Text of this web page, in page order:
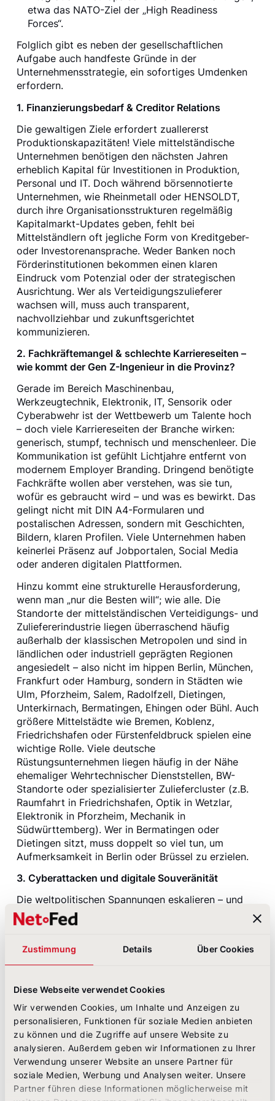
Zustimmung Details Über Cookies
Diese Webseite verwendet Cookies
Wir verwenden Cookies, um Inhalte und Anzeigen zu
personalisieren, Funktionen für soziale Medien anbieten
zu können und die Zugriffe auf unsere Website zu
analysieren. Außerdem geben wir Informationen zu Ihrer
Verwendung unserer Website an unsere Partner für
soziale Medien, Werbung und Analysen weiter. Unsere
Partner führen diese Informationen möglicherweise mit
etwa das NATO-Ziel der „High Readiness
Forces“.
Folglich gibt es neben der gesellschaftlichen
Aufgabe auch handfeste Gründe in der
Unternehmensstrategie, ein sofortiges Umdenken
erfordern.
1. Finanzierungsbedarf & Creditor Relations
Die gewaltigen Ziele erfordert zuallererst
Produktionskapazitäten! Viele mittelständische
Unternehmen benötigen den nächsten Jahren
erheblich Kapital für Investitionen in Produktion,
Personal und IT. Doch während börsennotierte
Unternehmen, wie Rheinmetall oder HENSOLDT,
durch ihre Organisationsstrukturen regelmäßig
Kapitalmarkt-Updates geben, fehlt bei
Mittelständlern oft jegliche Form von Kreditgeber-
oder Investorenansprache. Weder Banken noch
Förderinstitutionen bekommen einen klaren
Eindruck vom Potenzial oder der strategischen
Ausrichtung. Wer als Verteidigungszulieferer
wachsen will, muss auch transparent,
nachvollziehbar und zukunftsgerichtet
kommunizieren.
2. Fachkräftemangel & schlechte Karriereseiten –
wie kommt der Gen Z-Ingenieur in die Provinz?
Gerade im Bereich Maschinenbau,
Werkzeugtechnik, Elektronik, IT, Sensorik oder
Cyberabwehr ist der Wettbewerb um Talente hoch
– doch viele Karriereseiten der Branche wirken:
generisch, stumpf, technisch und menschenleer. Die
Kommunikation ist gefühlt Lichtjahre entfernt von
modernem Employer Branding. Dringend benötigte
Fachkräfte wollen aber verstehen, was sie tun,
wofür es gebraucht wird – und was es bewirkt. Das
gelingt nicht mit DIN A4-Formularen und
postalischen Adressen, sondern mit Geschichten,
Bildern, klaren Profilen. Viele Unternehmen haben
keinerlei Präsenz auf Jobportalen, Social Media
oder anderen digitalen Plattformen.
Hinzu kommt eine strukturelle Herausforderung,
wenn man „nur die Besten will“; wie alle. Die
Standorte der mittelständischen Verteidigungs- und
Zuliefererindustrie liegen überraschend häufig
außerhalb der klassischen Metropolen und sind in
ländlichen oder industriell geprägten Regionen
angesiedelt – also nicht im hippen Berlin, München,
Frankfurt oder Hamburg, sondern in Städten wie
Ulm, Pforzheim, Salem, Radolfzell, Dietingen,
Unterkirnach, Bermatingen, Ehingen oder Bühl. Auch
größere Mittelstädte wie Bremen, Koblenz,
Friedrichshafen oder Fürstenfeldbruck spielen eine
wichtige Rolle. Viele deutsche
Rüstungsunternehmen liegen häufig in der Nähe
ehemaliger Wehrtechnischer Dienststellen, BW-
Standorte oder spezialisierter Zuliefercluster (z.B.
Raumfahrt in Friedrichshafen, Optik in Wetzlar,
Elektronik in Pforzheim, Mechanik in
Südwürttemberg). Wer in Bermatingen oder
Dietingen sitzt, muss doppelt so viel tun, um
Aufmerksamkeit in Berlin oder Brüssel zu erzielen.
3. Cyberattacken und digitale Souveränität
Die weltpolitischen Spannungen eskalieren – und
das Schlachtfeld verlagert sich zunehmend in den
digitalen Raum. Mittelständische
Fokus von staatlich motivierten Hackerangriffen –
allein durch ihre Rolle in der Lieferkette. Doch wer
kommunizieren können: Wie wird mit
Sicherheitsrisiken umgegangen? Welche Standards
gelten intern? Welche Partnerschaften (z.B. mit IT-
Sicherheitsfirmen) oder Zertifizierungen bestehen?
Die alten Muster unserer nationalen Sicherheit
gelten nicht mehr.
Mittelfristig braucht es in jedem Unternehmen eine
Strategie der digitalen Souveränität. Was passiert,